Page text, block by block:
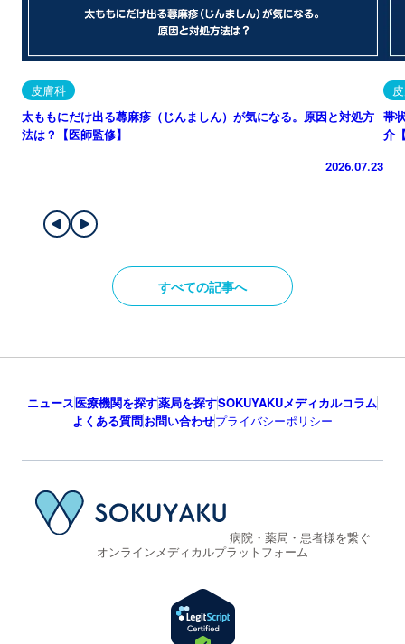
皮膚科
太ももにだけ出る蕁麻疹（じんましん）が気になる。原因と対処方
法は？【医師監修】
2026.07.23
帯
介
すべての記事へ
ニュース医療機関を探す薬局を探すSOKUYAKUメディカルコラム
よくある質問お問い合わせプライバシーポリシー
病院・薬局・患者様を繋ぐ
オンラインメディカルプラットフォーム